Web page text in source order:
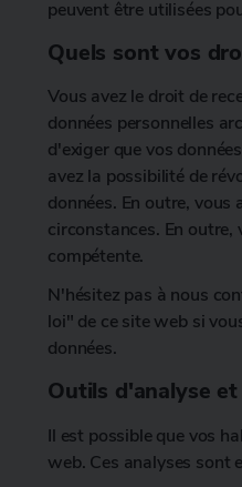
peuvent être utilisées
Quels sont vos
Vous avez le droit de
données personnelles
d'exiger que vos
avez la possibilité de
données. En outre, vous
circonstances. En outre,
compétente.
N'hésitez pas à nous
loi" de ce site web si
données.
Outils d'analyse
Il est possible que vos
web. Ces analyses sont